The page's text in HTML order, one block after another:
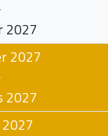
2027
2027
2027